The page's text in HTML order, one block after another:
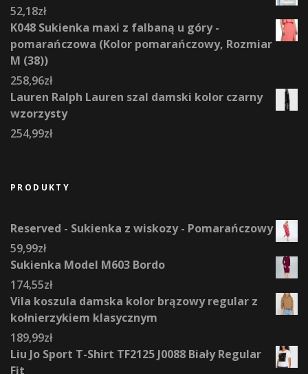
52,18zł
K048 Sukienka maxi z falbaną u góry -
pomarańczowa (Kolor pomarańczowy, Rozmiar
M (38))
258,96zł
Lauren Ralph Lauren szal damski kolor czarny
wzorzysty
254,99zł
PRODUKTY
Reserved - Sukienka z wiskozy - Pomarańczowy
59,99zł
Sukienka Model M603 Bordo
174,55zł
Vila koszula damska kolor brązowy regular z
kołnierzykiem klasycznym
189,99zł
Liu Jo Sport T-Shirt TF2125 J0088 Biały Regular
Fit